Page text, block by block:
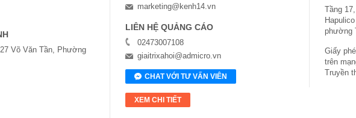
Võ Văn Tần, Phường
marketing@kenh14.vn
LIÊN HỆ QUẢNG CÁO
02473007108
giaitrixahoi@admicro.vn
CHAT VỚI TƯ VẤN VIÊN
XEM CHI TIẾT
Tầng
phường
Giấy
trên
Truyền